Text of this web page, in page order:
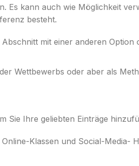
Es kann auch wie Möglichkeit
besteht.
mit einer anderen Option
Wettbewerbs oder aber als
Sie Ihre geliebten Einträge
Klassen und Social-Media-